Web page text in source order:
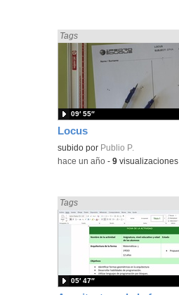
Locus
Encontrado «Geometría» en:
Tags
Contenido educativo.
subido por Publio P.
09′ 55″
-hace un año -9 visualizaciones
Encontrado «Geometría» en:
Tags
05′ 47″